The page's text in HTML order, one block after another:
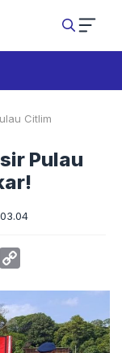
Citlim
Pulau
Telegram